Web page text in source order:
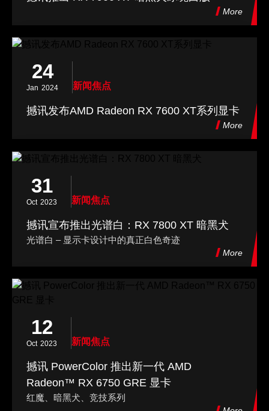
More
24
Jan 2024 新闻焦点
撼讯发布AMD Radeon RX 7600 XT系列显卡
More
31
Oct 2023 新闻焦点
撼讯宣布推出光谱白：RX 7800 XT 暗黑犬
光谱白 – 显示卡设计中的真正白色奇迹
More
12
Oct 2023 新闻焦点
撼讯 PowerColor 推出新一代 AMD
Radeon™ RX 6750 GRE 显卡
红魔、暗黑犬、竞技系列